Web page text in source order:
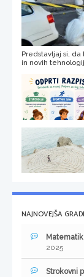
Predstavljaj si, da
in novih
NAJNOVEJŠA
2025
Strokovni